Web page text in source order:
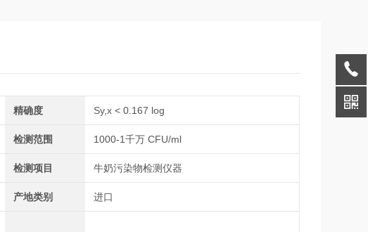
精确度 Sy,x < 0.167 log
检测范围 1000-1千万 CFU/ml
检测项目 牛奶污染物检测仪器
产地类别 进口